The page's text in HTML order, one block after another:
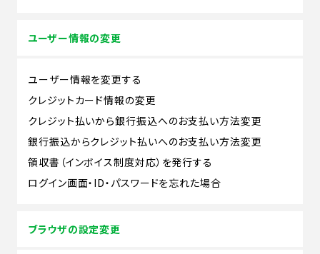
ユーザー情報の変更
ユーザー情報を変更する
クレジットカード情報の変更
クレジット払いから銀行振込へのお支払い方法変更
銀行振込からクレジット払いへのお支払い方法変更
領収書（インボイス制度対応）を発行する
ログイン画面・ID・パスワードを忘れた場合
ブラウザの設定変更